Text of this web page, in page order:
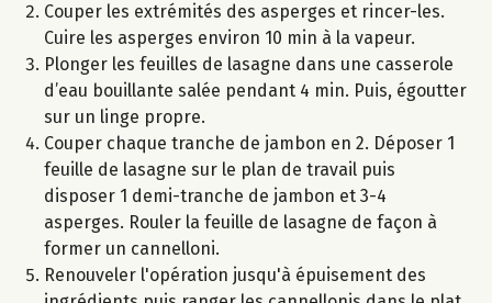
Couper les extrémités des asperges et rincer-les.
Cuire les asperges environ 10 min à la vapeur.
Plonger les feuilles de lasagne dans une casserole
d’eau bouillante salée pendant 4 min. Puis, égoutter
sur un linge propre.
Couper chaque tranche de jambon en 2. Déposer 1
feuille de lasagne sur le plan de travail puis
disposer 1 demi-tranche de jambon et 3-4
asperges. Rouler la feuille de lasagne de façon à
former un cannelloni.
Renouveler l'opération jusqu'à épuisement des